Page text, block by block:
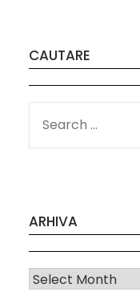
CAUTARE
FOR:
ARHIVA
Arhiva